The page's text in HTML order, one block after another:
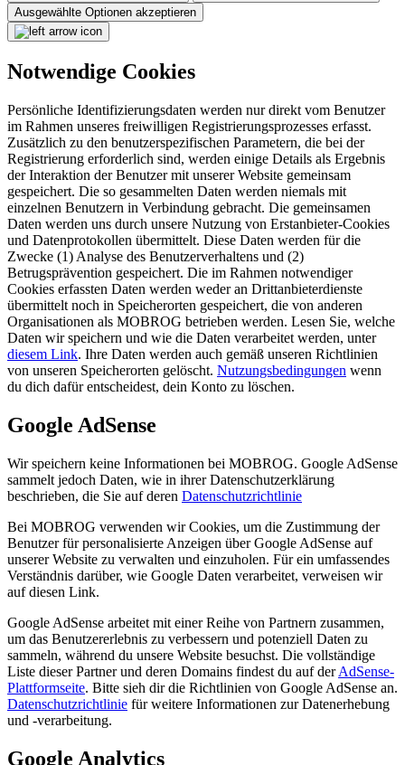
Ausgewählte Optionen akzeptieren
Notwendige Cookies
Persönliche Identifizierungsdaten werden nur direkt vom Benutzer
im Rahmen unseres freiwilligen Registrierungsprozesses erfasst.
Zusätzlich zu den benutzerspezifischen Parametern, die bei der
Registrierung erforderlich sind, werden einige Details als Ergebnis
der Interaktion der Benutzer mit unserer Website gemeinsam
gespeichert. Die so gesammelten Daten werden niemals mit
einzelnen Benutzern in Verbindung gebracht. Die gemeinsamen
Daten werden uns durch unsere Nutzung von Erstanbieter-Cookies
und Datenprotokollen übermittelt. Diese Daten werden für die
Zwecke (1) Analyse des Benutzerverhaltens und (2)
Betrugsprävention gespeichert. Die im Rahmen notwendiger
Cookies erfassten Daten werden weder an Drittanbieterdienste
übermittelt noch in Speicherorten gespeichert, die von anderen
Organisationen als MOBROG betrieben werden. Lesen Sie, welche
Daten wir speichern und wie die Daten verarbeitet werden, unter
diesem Link. Ihre Daten werden auch gemäß unseren Richtlinien
von unseren Speicherorten gelöscht. Nutzungsbedingungen wenn
du dich dafür entscheidest, dein Konto zu löschen.
Google AdSense
Wir speichern keine Informationen bei MOBROG. Google AdSense
sammelt jedoch Daten, wie in ihrer Datenschutzerklärung
beschrieben, die Sie auf deren Datenschutzrichtlinie
Bei MOBROG verwenden wir Cookies, um die Zustimmung der
Benutzer für personalisierte Anzeigen über Google AdSense auf
unserer Website zu verwalten und einzuholen. Für ein umfassendes
Verständnis darüber, wie Google Daten verarbeitet, verweisen wir
auf diesen Link.
Google AdSense arbeitet mit einer Reihe von Partnern zusammen,
um das Benutzererlebnis zu verbessern und potenziell Daten zu
sammeln, während du unsere Website besuchst. Die vollständige
Liste dieser Partner und deren Domains findest du auf derAdSense-
Plattformseite. Bitte sieh dir die Richtlinien von Google AdSense an.
Datenschutzrichtlinie für weitere Informationen zur Datenerhebung
und -verarbeitung.
Google Analytics